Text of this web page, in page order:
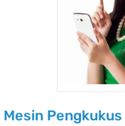
Mesin